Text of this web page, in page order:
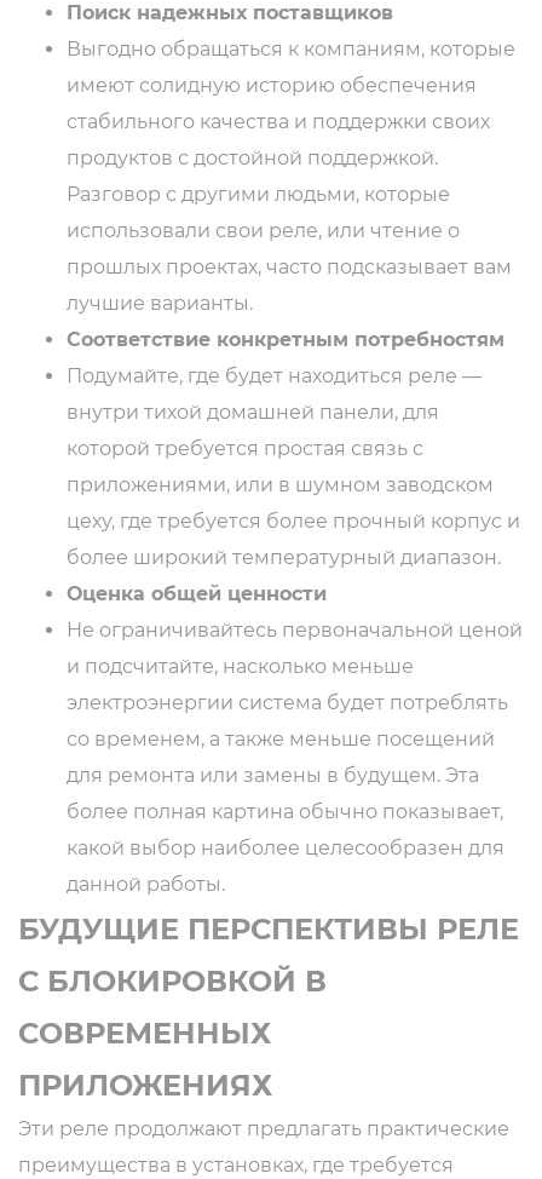
Поиск надежных поставщиков
Выгодно обращаться к компаниям, которые
имеют солидную историю обеспечения
стабильного качества и поддержки своих
продуктов с достойной поддержкой.
Разговор с другими людьми, которые
использовали свои реле, или чтение о
прошлых проектах, часто подсказывает вам
лучшие варианты.
Соответствие конкретным потребностям
Подумайте, где будет находиться реле —
внутри тихой домашней панели, для
которой требуется простая связь с
приложениями, или в шумном заводском
цеху, где требуется более прочный корпус и
более широкий температурный диапазон.
Оценка общей ценности
Не ограничивайтесь первоначальной ценой
и подсчитайте, насколько меньше
электроэнергии система будет потреблять
со временем, а также меньше посещений
для ремонта или замены в будущем. Эта
более полная картина обычно показывает,
какой выбор наиболее целесообразен для
данной работы.
БУДУЩИЕ ПЕРСПЕКТИВЫ РЕЛЕ
С БЛОКИРОВКОЙ В ​​
СОВРЕМЕННЫХ
ПРИЛОЖЕНИЯХ
Эти реле продолжают предлагать практические
преимущества в установках, где требуется